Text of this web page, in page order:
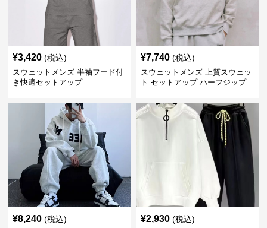
¥3,420 (税込)
スウェットメンズ 半袖フード付
き快適セットアップ
¥7,740 (税込)
スウェットメンズ 上質スウェッ
ト セットアップ ハーフジップ
¥8,240 (税込) ¥2,930 (税込)